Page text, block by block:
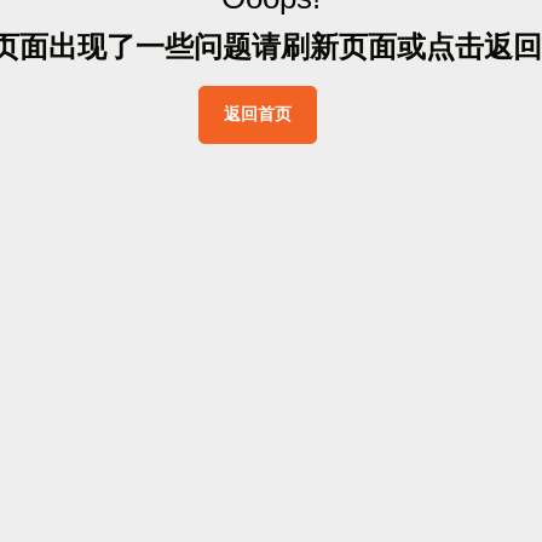
面出现了一些问题请刷新页面或点击返 回
返回首页